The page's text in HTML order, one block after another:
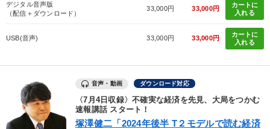
デジタル音声版
（配信＋ダウンロード）
33,000円 33,000円
カートに
入れる
USB(音声) 33,000円 33,000円
カートに
入れる
音声・動画 ダウンロード対応
〈7月4日収録〉不確実な経済を先見、大局をつかむ
速報講話 スタート！
塚澤健二「2024年後半 T２モデルで読む経済